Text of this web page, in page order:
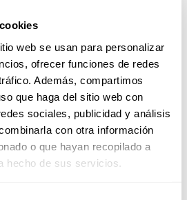
web se usan para personalizar
ofrecer funciones de redes
Además, compartimos
que haga del sitio web con
sociales, publicidad y análisis
con otra información
o que hayan recopilado a
hecho de sus servicios.
Sevilla